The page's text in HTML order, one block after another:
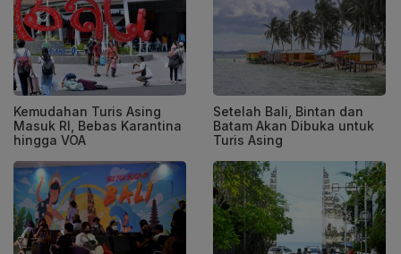
Kemudahan Turis Asing
Masuk RI, Bebas Karantina
hingga VOA
Setelah Bali, Bintan dan
Batam Akan Dibuka untuk
Turis Asing